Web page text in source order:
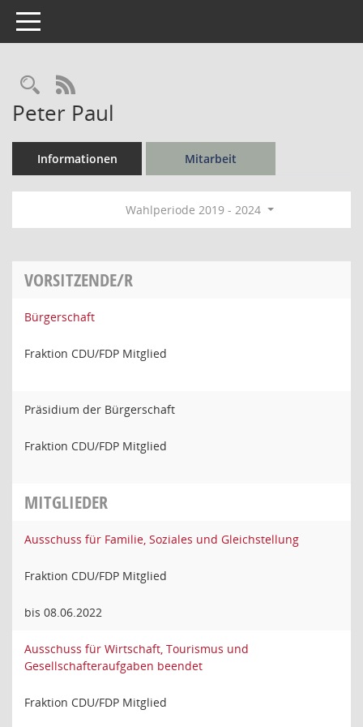
Toggle navigation
Rechercheauswahl
RSS-Feed
Peter Paul
Informationen Mitarbeit
Wahlperiode 2019 - 2024
VORSITZENDE/R
Bürgerschaft
Fraktion CDU/FDP Mitglied
Präsidium der Bürgerschaft
Fraktion CDU/FDP Mitglied
MITGLIEDER
Ausschuss für Familie, Soziales und Gleichstellung
Fraktion CDU/FDP Mitglied
bis 08.06.2022
Ausschuss für Wirtschaft, Tourismus und
Gesellschafteraufgaben beendet
Fraktion CDU/FDP Mitglied